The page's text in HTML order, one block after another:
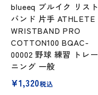
blueeq ブルイク リスト
バンド 片手 ATHLETE
WRISTBAND PRO
COTTON100 BQAC-
00002 野球 練習 トレー
ニング 一般
¥1,320税込